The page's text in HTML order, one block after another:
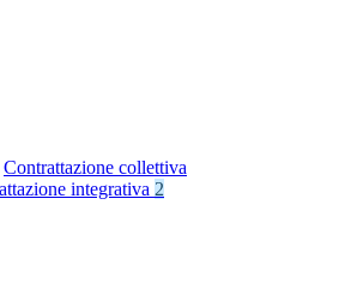
Contrattazione collettiva
integrativa 2